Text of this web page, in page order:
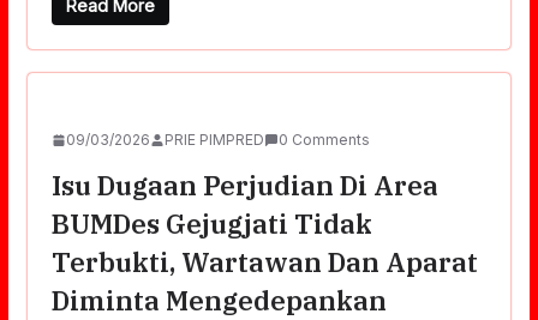
Read More
09/03/2026 PRIE PIMPRED 0 Comments
Isu Dugaan Perjudian Di Area
BUMDes Gejugjati Tidak
Terbukti, Wartawan Dan Aparat
Diminta Mengedepankan